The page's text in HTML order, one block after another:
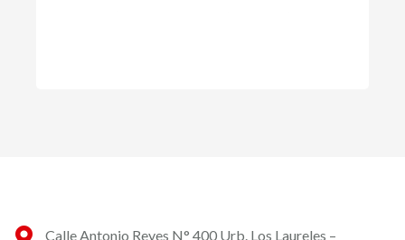
Calle Antonio Reyes N° 400 Urb. Los Laureles –